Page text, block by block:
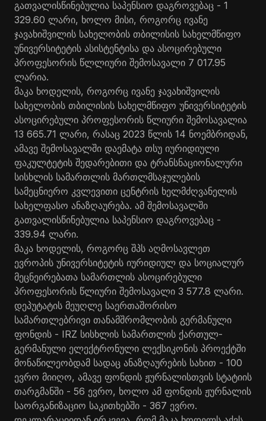
გათვალისწინებულია საპენსიო დაგროვებაც - 1
329.60 ლარი, ხოლო მისი, როგორც ივანე
ჯავახიშვილის სახელობის თბილისის სახელმწიფო
უნივერსიტეტის ასისტენტისა და ასოცირებული
პროფესორის წლლიური შემოსავალი 7 017.95
ლარია.
მაკა ხოდელის, როგორც ივანე ჯავახიშვილის
სახელობის თბილისის სახელმწიფო უნივერსიტეტის
ასოცირებული პროფესორის წლიური შემოსავალია
13 665.71 ლარი, რასაც 2023 წლის 14 ნოემბრიდან,
ამავე შემოსავალში დაემატა თსუ იურიდიული
ფაკულტეტის შედარებითი და ტრანსნაციონალური
სისხლის სამართლის მართლმსაჯულების
სამეცნიერო კვლევითი ცენტრის ხელმძღვანელის
სახელფასო ანაზღაურება. ამ შემოსავალში
გათვალისწინებულია საპენსიო დაგროვებაც -
339.94 ლარი.
მაკა ხოდელის, როგორც შპს აღმოსავლეთ
ევროპის უნივერსიტეტის იურიდიულ და სოციალურ
მეცნეირებათა სამართლის ასოცირებული
პროფესორის წლიური შემოსავალი 3 577.8 ლარი.
დეპუტატის მეუღლე საერთაშორისო
სამართლებრივი თანამშრომლობის გერმანული
ფონდის - IRZ სისხლის სამართლის ქართულ-
გერმანული ელექტრონული ლექსიკონის პროექტში
მონაწილეობდამ სადაც ანაზღაურების სახით - 100
ევრო მიიღო, ამავე ფონდის ჟურნალისთვის სტატიის
თარგმანში - 56 ევრო, ხოლო ამ ფონდის ჟურნალის
საორგანიზაციო საკითხებში - 367 ევრო.